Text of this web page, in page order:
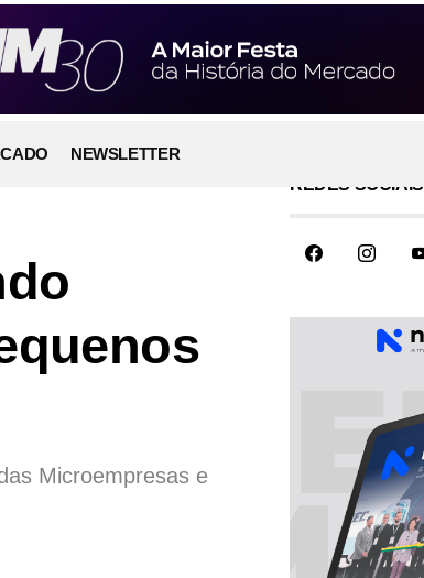
NEWSLETTER
Microempresas e
REDES SOCIAIS